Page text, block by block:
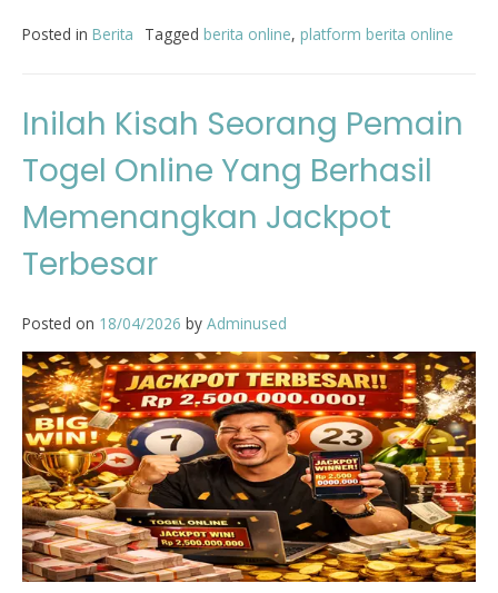
Posted in Berita Tagged berita online, platform berita online
Inilah Kisah Seorang Pemain
Togel Online Yang Berhasil
Memenangkan Jackpot
Terbesar
Posted on 18/04/2026 by Adminused